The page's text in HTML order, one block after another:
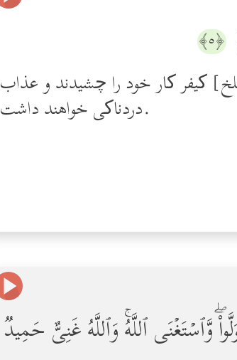
﴿٥﴾
کیفر کار خود را چشیدند و عذاب
دردناکی خواهند داشت.
وَّٱسۡتَغۡنَى ٱللَّهُۚ وَٱللَّهُ غَنِیٌّ حَمِیدࣱ